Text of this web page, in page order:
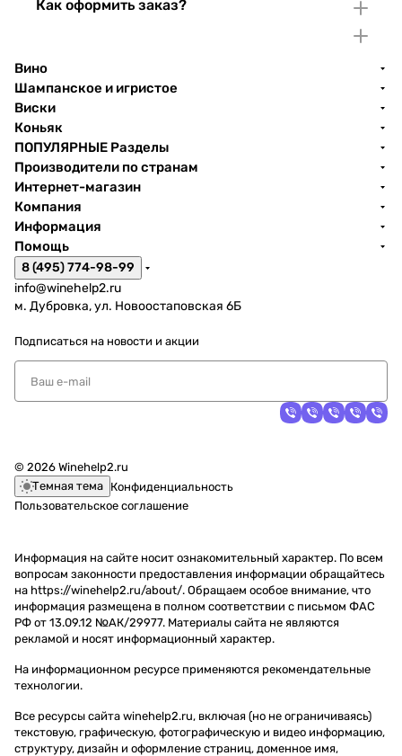
Как оформить заказ?
Вино
Шампанское и игристое
Виски
Коньяк
ПОПУЛЯРНЫЕ Разделы
Производители по странам
Интернет-магазин
Компания
Информация
Помощь
8 (495) 774-98-99
info@winehelp2.ru
м. Дубровка, ул. Новоостаповская 6Б
Подписаться на новости и акции
© 2026 Winehelp2.ru
Темная тема Конфиденциальность
Пользовательское соглашение
Информация на сайте носит ознакомительный характер. По всем
вопросам законности предоставления информации обращайтесь
на https://winehelp2.ru/about/. Обращаем особое внимание, что
информация размещена в полном соответствии с письмом ФАС
РФ от 13.09.12 №АК/29977. Материалы сайта не являются
рекламой и носят информационный характер.
На информационном ресурсе применяются рекомендательные
технологии.
Все ресурсы сайта winehelp2.ru, включая (но не ограничиваясь)
текстовую, графическую, фотографическую и видео информацию,
структуру, дизайн и оформление страниц, доменное имя,